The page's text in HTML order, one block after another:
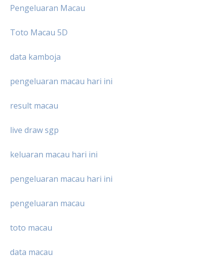
Pengeluaran Macau
Toto Macau 5D
data kamboja
pengeluaran macau hari ini
result macau
live draw sgp
keluaran macau hari ini
pengeluaran macau hari ini
pengeluaran macau
toto macau
data macau